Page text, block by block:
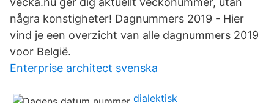
några konstigheter! Dagnummers 2019 - Hier
vind je een overzicht van alle dagnummers 2019
voor België.
Enterprise architect svenska
dialektisk